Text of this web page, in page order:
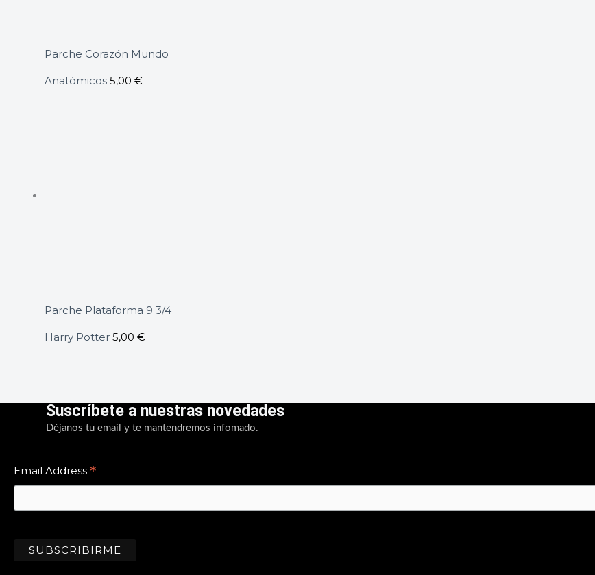
Parche Corazón Mundo
Anatómicos 5,00 €
Parche Plataforma 9 3/4
Harry Potter 5,00 €
Suscríbete a nuestras novedades
Déjanos tu email y te mantendremos infomado.
Email Address *